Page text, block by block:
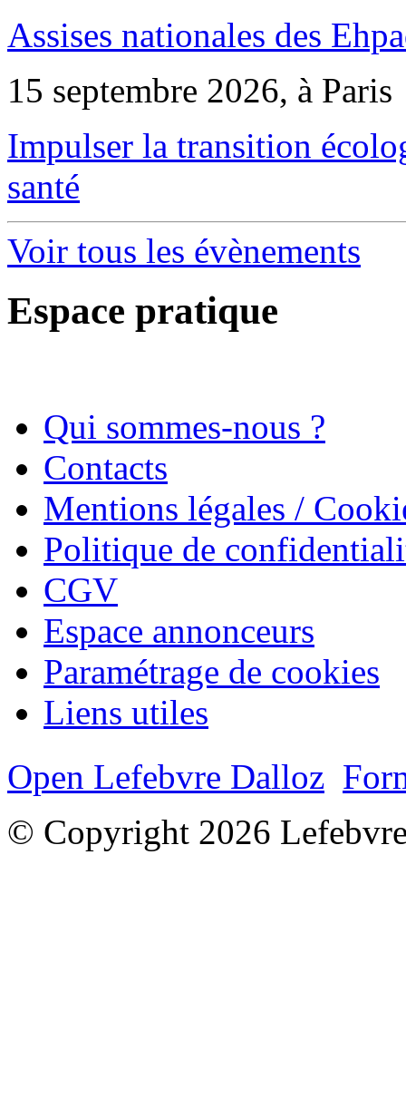
Assises nationales des
15 septembre 2026, à Paris
Impulser la transition
santé
Voir tous les évènements
Espace pratique
Qui sommes-nous ?
Contacts
Mentions légales /
Politique de
CGV
Espace annonceurs
Paramétrage de cookies
Liens utiles
Open Lefebvre Dalloz
© Copyright 2026